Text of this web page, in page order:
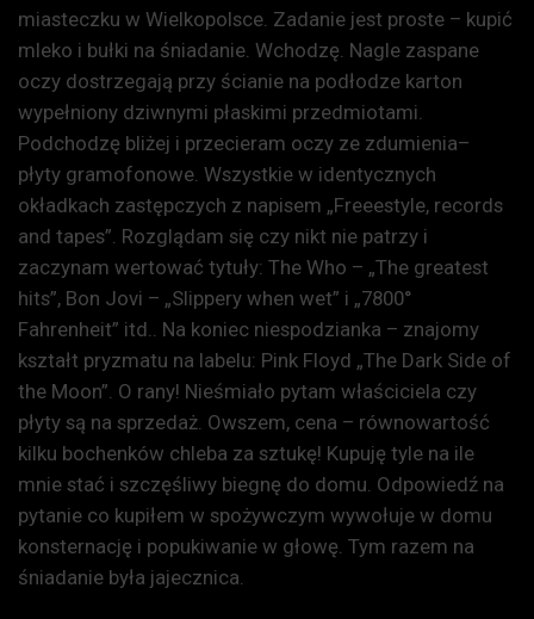
miasteczku w Wielkopolsce. Zadanie jest proste – kupić
mleko i bułki na śniadanie. Wchodzę. Nagle zaspane
oczy dostrzegają przy ścianie na podłodze karton
wypełniony dziwnymi płaskimi przedmiotami.
Podchodzę bliżej i przecieram oczy ze zdumienia–
płyty gramofonowe. Wszystkie w identycznych
okładkach zastępczych z napisem „Freeestyle, records
and tapes”. Rozglądam się czy nikt nie patrzy i
zaczynam wertować tytuły: The Who – „The greatest
hits”, Bon Jovi – „Slippery when wet” i „7800°
Fahrenheit” itd.. Na koniec niespodzianka – znajomy
kształt pryzmatu na labelu: Pink Floyd „The Dark Side of
the Moon”. O rany! Nieśmiało pytam właściciela czy
płyty są na sprzedaż. Owszem, cena – równowartość
kilku bochenków chleba za sztukę! Kupuję tyle na ile
mnie stać i szczęśliwy biegnę do domu. Odpowiedź na
pytanie co kupiłem w spożywczym wywołuje w domu
konsternację i popukiwanie w głowę. Tym razem na
śniadanie była jajecznica.